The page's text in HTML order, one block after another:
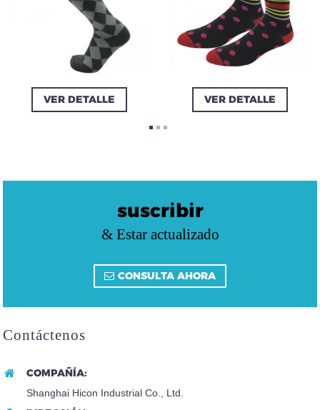
VER DETALLE VER DETALLE
suscribir
& Estar actualizado
CONSULTA AHORA
Contáctenos
COMPAÑÍA:
Shanghai Hicon Industrial Co., Ltd.